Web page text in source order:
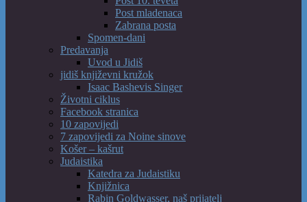
Post mladenaca
Zabrana posta
Spomen-dani
Predavanja
Uvod u Jidiš
jidiš književni kružok
Isaac Bashevis Singer
Životni ciklus
Facebook stranica
10 zapovijedi
7 zapovijedi za Noine sinove
Košer – kašrut
Judaistika
Katedra za Judaistiku
Knjižnica
Rabin Goldwasser, naš prijatelj